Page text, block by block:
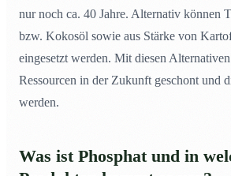
nur noch ca. 40 Jahre. Alternativ können
bzw. Kokosöl sowie aus Stärke von
eingesetzt werden. Mit diesen
Ressourcen in der Zukunft geschont und
werden.
Was ist Phosphat und in